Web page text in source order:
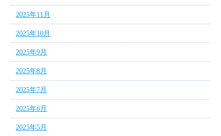
2025年11月
2025年10月
2025年9月
2025年8月
2025年7月
2025年6月
2025年5月